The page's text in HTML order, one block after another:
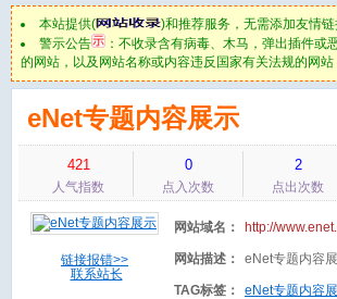
本站提供(
)和推荐服务，无需添加友情
警示公告
：不收录含有病毒、木马，弹出插件
的网站，以及网站名称或内容违反国家有关法规的网站
eNet专题内容展示
421
人气指数
0
点入次数
2
点出次数
链接报错>>
联系站长
网站域名： http://
网站描述： eNet专题内容
TAG标签： eNet专题内容